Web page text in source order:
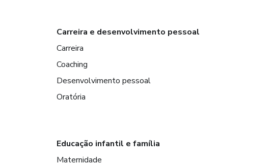
Carreira e desenvolvimento pessoal
Carreira
Coaching
Desenvolvimento pessoal
Oratória
Educação infantil e família
Maternidade